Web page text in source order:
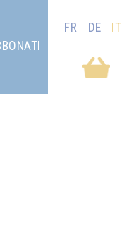
FR DE IT